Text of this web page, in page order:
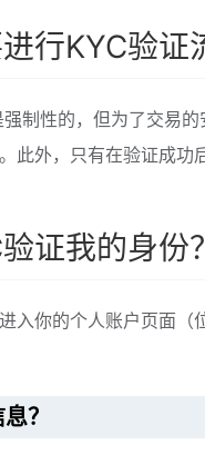
行KYC验证
制性的，但为了交易
此外，只有在验证成功
证我的身份？
入你的个人账户页面（
？